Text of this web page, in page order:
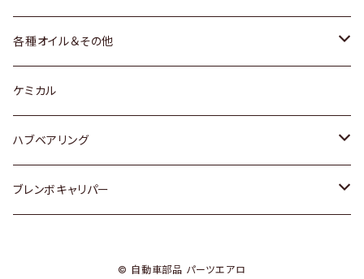
三菱
スバル
マツダ
マツダ
スバル
ホンダ
スズキ
日産
ダイハツ
各種オイル＆その他
ディーデル洗浄添加剤
ケミカル
ハブベアリング
トヨタ
ブレンボキャリパー
© 自動車部品 パーツエアロ